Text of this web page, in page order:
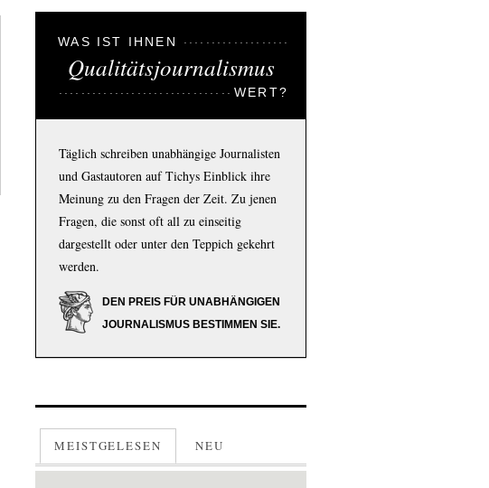
WAS IST IHNEN
Qualitätsjournalismus
WERT?
Täglich schreiben unabhängige Journalisten
und Gastautoren auf Tichys Einblick ihre
Meinung zu den Fragen der Zeit. Zu jenen
Fragen, die sonst oft all zu einseitig
dargestellt oder unter den Teppich gekehrt
werden.
DEN PREIS FÜR UNABHÄNGIGEN
JOURNALISMUS BESTIMMEN SIE.
MEISTGELESEN NEU